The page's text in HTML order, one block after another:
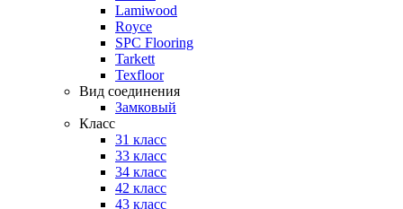
Lamiwood
Royce
SPC Flooring
Tarkett
Texfloor
Вид соединения
Замковый
Класс
31 класс
33 класс
34 класс
42 класс
43 класс